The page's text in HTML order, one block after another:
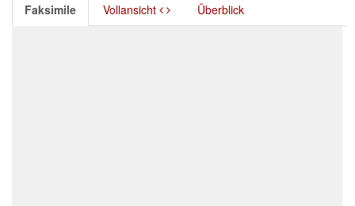
Faksimile Vollansicht Überblick